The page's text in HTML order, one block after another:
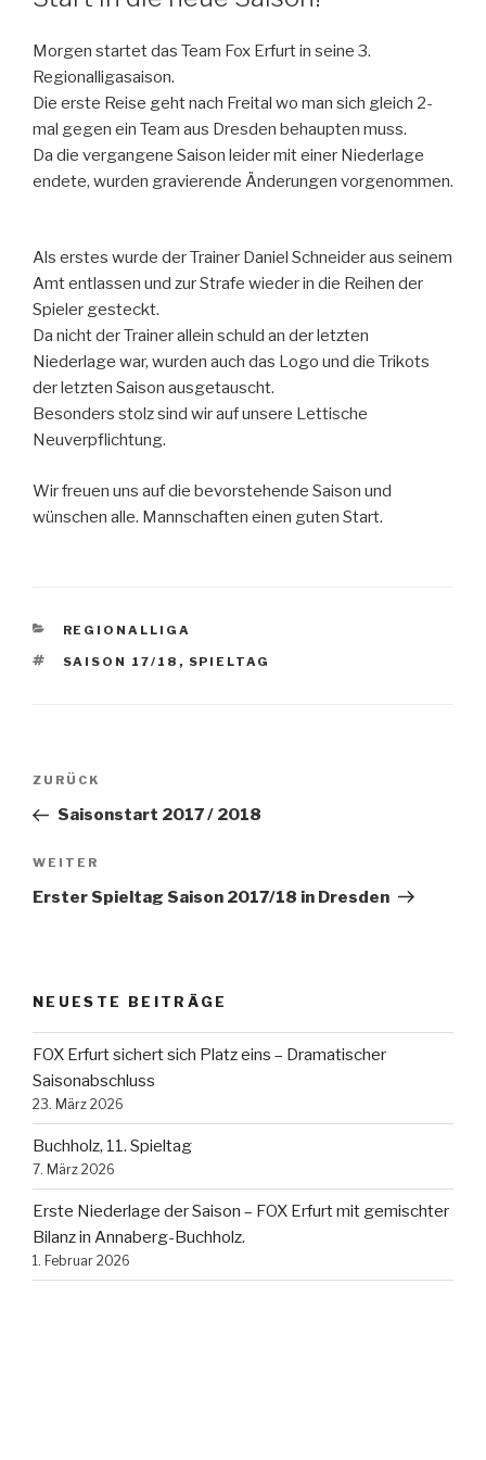
Morgen startet das Team Fox Erfurt in seine 3.
Regionalligasaison.
Die erste Reise geht nach Freital wo man sich gleich 2-
mal gegen ein Team aus Dresden behaupten muss.
Da die vergangene Saison leider mit einer Niederlage
endete, wurden gravierende Änderungen vorgenommen.
Als erstes wurde der Trainer Daniel Schneider aus seinem
Amt entlassen und zur Strafe wieder in die Reihen der
Spieler gesteckt.
Da nicht der Trainer allein schuld an der letzten
Niederlage war, wurden auch das Logo und die Trikots
der letzten Saison ausgetauscht.
Besonders stolz sind wir auf unsere Lettische
Neuverpflichtung.
Wir freuen uns auf die bevorstehende Saison und
wünschen alle. Mannschaften einen guten Start.
KATEGORIEN
REGIONALLIGA
SCHLAGWÖRTER
SAISON 17/18 , SPIELTAG
Beitragsnavigation
Vorheriger
Beitrag
ZURÜCK
Saisonstart 2017 / 2018
Nächster
Beitrag
WEITER
Erster Spieltag Saison 2017/18 in Dresden
NEUESTE BEITRÄGE
FOX Erfurt sichert sich Platz eins – Dramatischer
Saisonabschluss
23. März 2026
Buchholz, 11. Spieltag
7. März 2026
Erste Niederlage der Saison – FOX Erfurt mit gemischter
Bilanz in Annaberg-Buchholz.
1. Februar 2026